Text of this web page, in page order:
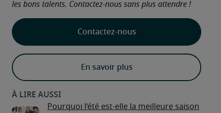
Contactez-nous
En savoir plus
les bons talents. Contactez-nous sans plus attendre !
Pourquoi l’été est-elle la meilleure saison